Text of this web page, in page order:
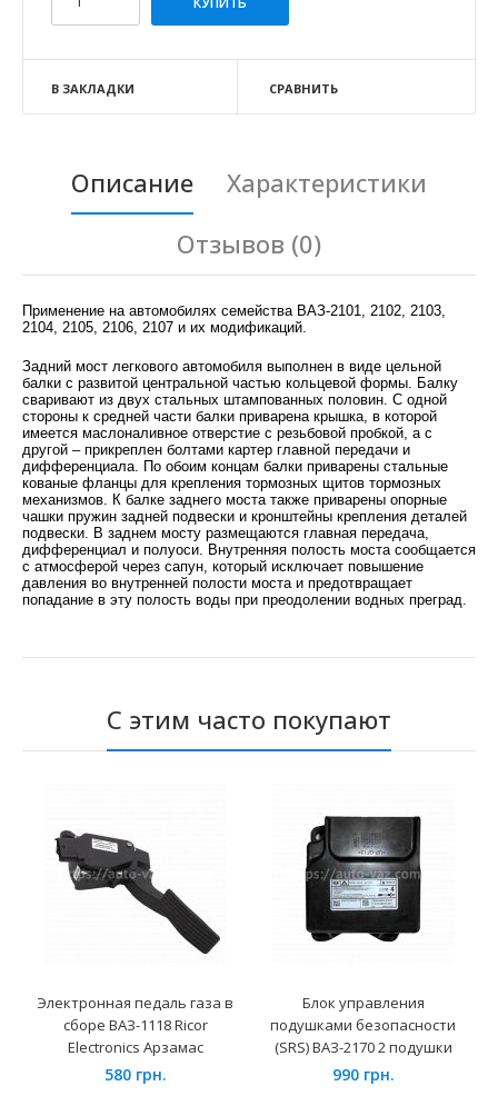
В ЗАКЛАДКИ СРАВНИТЬ
Описание
Характеристики
Отзывов (0)
Применение на автомобилях семейства ВАЗ-2101, 2102, 2103,
2104, 2105, 2106, 2107 и их модификаций.
Задний мост легкового автомобиля выполнен в виде цельной
балки с развитой центральной частью кольцевой формы. Балку
сваривают из двух стальных штампованных половин. С одной
стороны к средней части балки приварена крышка, в которой
имеется маслоналивное отверстие с резьбовой пробкой, а с
другой – прикреплен болтами картер главной передачи и
дифференциала. По обоим концам балки приварены стальные
кованые фланцы для крепления тормозных щитов тормозных
механизмов. К балке заднего моста также приварены опорные
чашки пружин задней подвески и кронштейны крепления деталей
подвески. В заднем мосту размещаются главная передача,
дифференциал и полуоси. Внутренняя полость моста сообщается
с атмосферой через сапун, который исключает повышение
давления во внутренней полости моста и предотвращает
попадание в эту полость воды при преодолении водных преград.
С этим часто покупают
Электронная педаль газа в
сборе ВАЗ-1118 Ricor
Electronics Арзамас
580 грн.
Блок управления
подушками безопасности
(SRS) ВАЗ-2170 2 подушки
990 грн.